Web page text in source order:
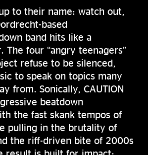
to their name: watch out,
based
band hits like a
The four “angry teenagers”
refuse to be silenced,
to speak on topics many
from. Sonically, CAUTION
beatdown
the fast skank tempos of
pulling in the brutality of
the riff-driven bite of 2000s